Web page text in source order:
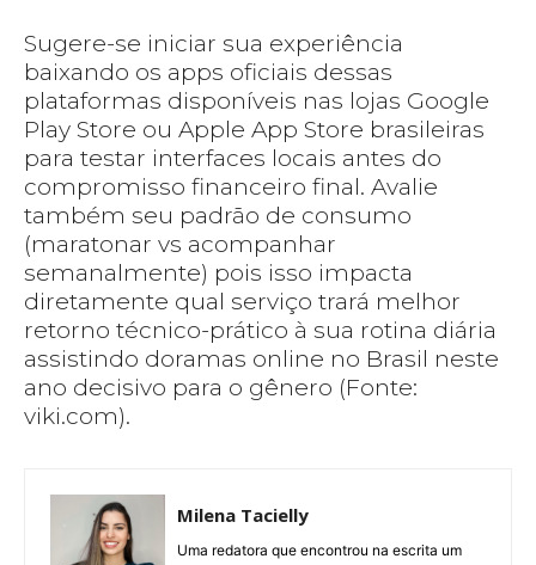
Sugere-se iniciar sua experiência
baixando os apps oficiais dessas
plataformas disponíveis nas lojas Google
Play Store ou Apple App Store brasileiras
para testar interfaces locais antes do
compromisso financeiro final. Avalie
também seu padrão de consumo
(maratonar vs acompanhar
semanalmente) pois isso impacta
diretamente qual serviço trará melhor
retorno técnico-prático à sua rotina diária
assistindo doramas online no Brasil neste
ano decisivo para o gênero (Fonte:
viki.com).
Milena Tacielly
Uma redatora que encontrou na escrita um